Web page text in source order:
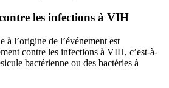
les infections à VIH
à l’origine de l’événement est
contre les infections à VIH, c’est-à-
bactérienne ou des bactéries à